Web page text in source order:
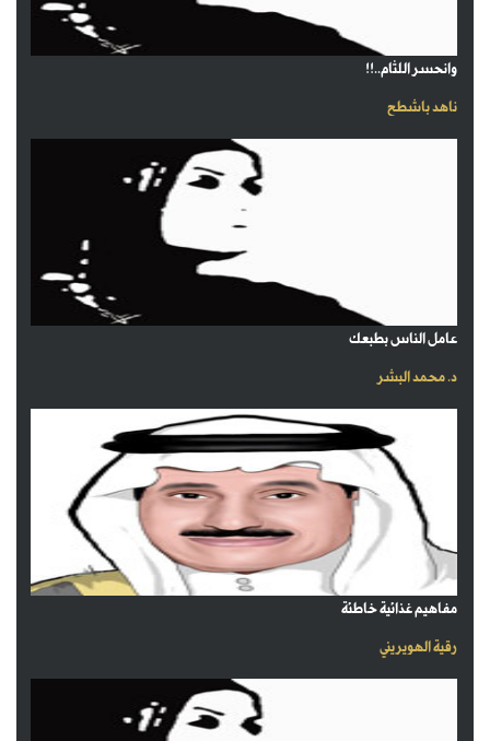
وانحسر اللثام..!!
ناهد باشطح
عامل الناس بطبعك
د. محمد البشر
مفاهيم غذائية خاطئة
رقية الهويريني